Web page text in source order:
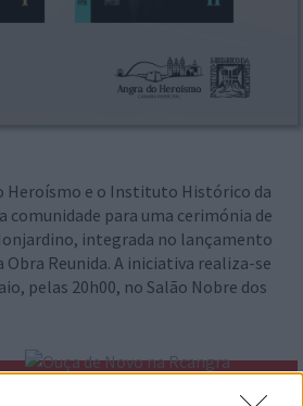
Heroísmo e o Instituto Histórico da
comunidade para uma cerimónia de
integrada no lançamento
Obra Reunida. A iniciativa realiza-se
pelas 20h00, no Salão Nobre dos